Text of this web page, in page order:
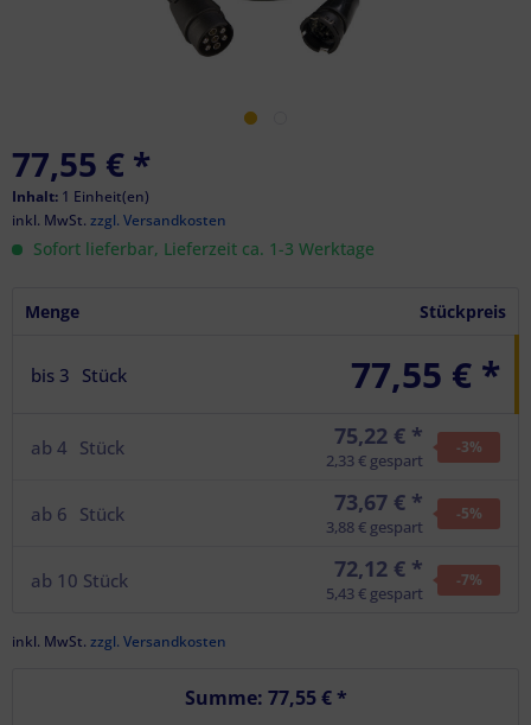
77,55 € *
Inhalt: 1 Einheit(en)
inkl. MwSt. zzgl. Versandkosten
Sofort lieferbar, Lieferzeit ca. 1-3 Werktage
Menge Stückpreis
bis 3 Stück 77,55 € *
ab 4 Stück 75,22 € *
2,33 € gespart
-3%
ab 6 Stück 73,67 € *
3,88 € gespart
-5%
ab 10 Stück 72,12 € *
5,43 € gespart
-7%
inkl. MwSt. zzgl. Versandkosten
Summe: 77,55 €*